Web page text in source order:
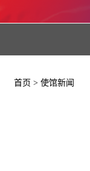
首页 > 使馆新闻